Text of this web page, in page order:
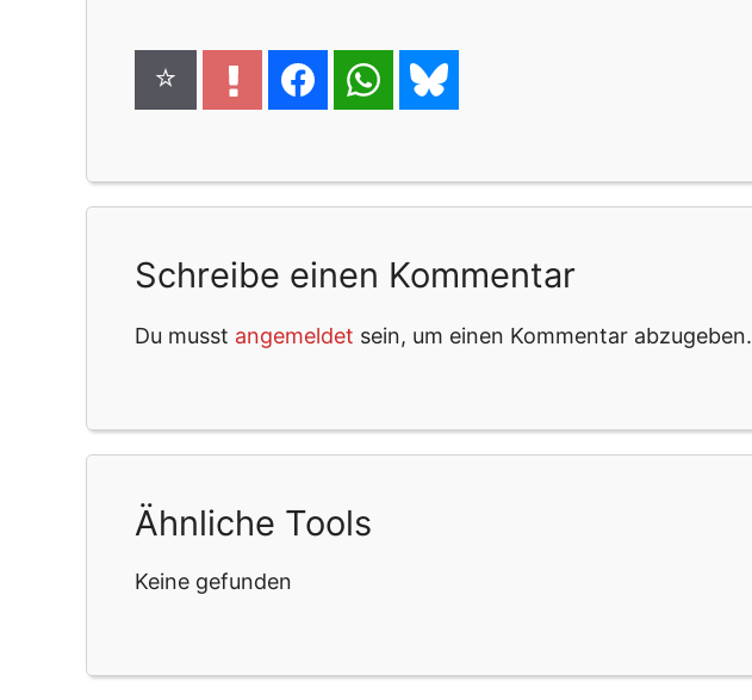
Schreibe einen Kommentar
Du musst angemeldet sein, um einen Kommentar abzugeben.
Ähnliche Tools
Keine gefunden